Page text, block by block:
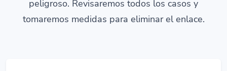
peligroso. Revisaremos todos los casos y
tomaremos medidas para eliminar el enlace.